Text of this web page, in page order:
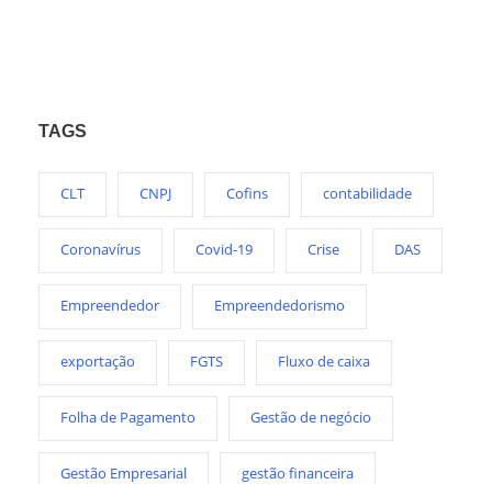
TAGS
CLT CNPJ Cofins contabilidade
Coronavírus Covid-19 Crise DAS
Empreendedor Empreendedorismo
exportação FGTS Fluxo de caixa
Folha de Pagamento Gestão de negócio
Gestão Empresarial gestão financeira